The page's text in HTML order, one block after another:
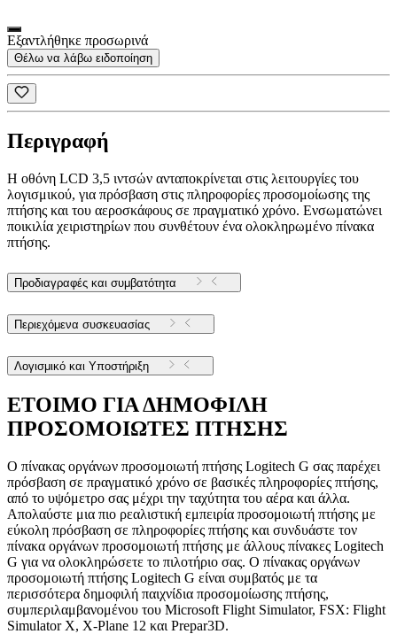
Εξαντλήθηκε προσωρινά
Θέλω να λάβω ειδοποίηση
Περιγραφή
Η οθόνη LCD 3,5 ιντσών ανταποκρίνεται στις λειτουργίες του
λογισμικού, για πρόσβαση στις πληροφορίες προσομοίωσης της
πτήσης και του αεροσκάφους σε πραγματικό χρόνο. Ενσωματώνει
ποικιλία χειριστηρίων που συνθέτουν ένα ολοκληρωμένο πίνακα
πτήσης.
Προδιαγραφές και συμβατότητα
Περιεχόμενα συσκευασίας
Λογισμικό και Υποστήριξη
ΕΤΟΙΜΟ ΓΙΑ ΔΗΜΟΦΙΛΗ
ΠΡΟΣΟΜΟΙΩΤΕΣ ΠΤΗΣΗΣ
Ο πίνακας οργάνων προσομοιωτή πτήσης Logitech G σας παρέχει
πρόσβαση σε πραγματικό χρόνο σε βασικές πληροφορίες πτήσης,
από το υψόμετρο σας μέχρι την ταχύτητα του αέρα και άλλα.
Απολαύστε μια πιο ρεαλιστική εμπειρία προσομοιωτή πτήσης με
εύκολη πρόσβαση σε πληροφορίες πτήσης και συνδυάστε τον
πίνακα οργάνων προσομοιωτή πτήσης με άλλους πίνακες Logitech
G για να ολοκληρώσετε το πιλοτήριο σας. Ο πίνακας οργάνων
προσομοιωτή πτήσης Logitech G είναι συμβατός με τα
περισσότερα δημοφιλή παιχνίδια προσομοίωσης πτήσης,
συμπεριλαμβανομένου του Microsoft Flight Simulator, FSX: Flight
Simulator X, X-Plane 12 και Prepar3D.